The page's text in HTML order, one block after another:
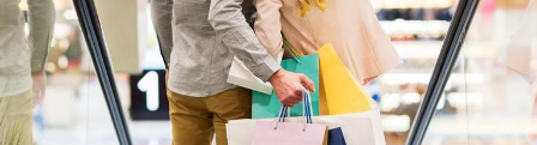
Nuestras Marcas
Homes and Residences
Corporate +